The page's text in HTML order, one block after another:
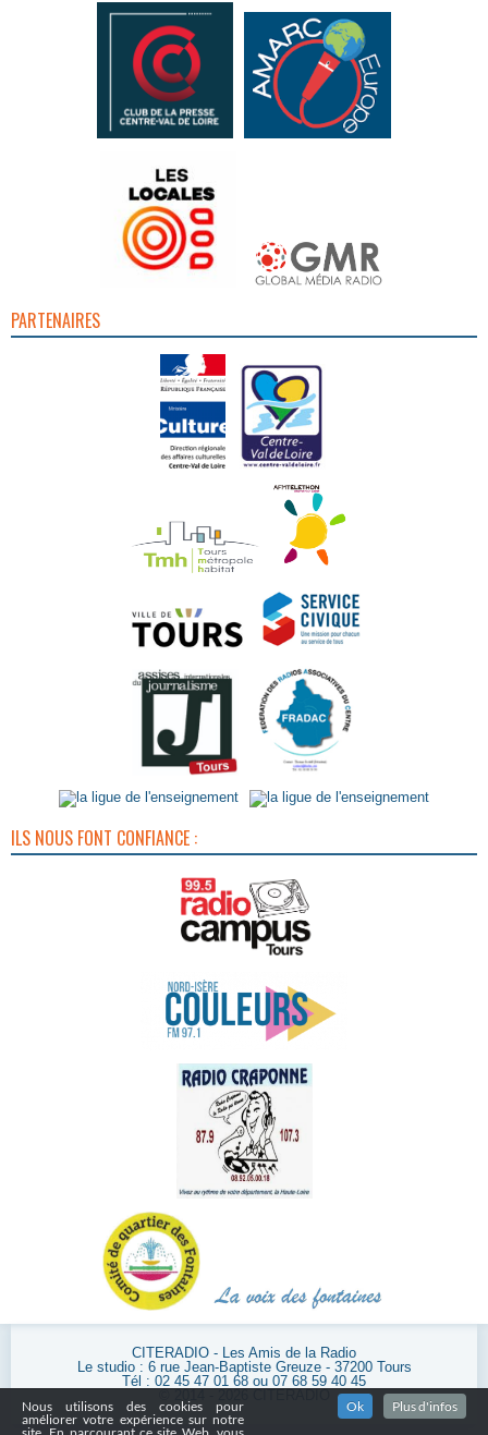
PARTENAIRES
ILS NOUS FONT CONFIANCE :
CITERADIO - Les Amis de la Radio
Le studio : 6 rue Jean-Baptiste Greuze - 37200 Tours
Tél : 02 45 47 01 68 ou 07 68 59 40 45
Nous utilisons des cookies pour
améliorer votre expérience sur notre
Ok Plus d'infos